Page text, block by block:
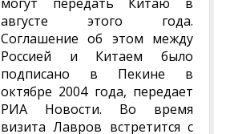
августе этого года.
Соглашение об этом между
Россией и Китаем было
подписано в Пекине в
октябре 2004 года, передает
РИА Новости. Во время
визита Лавров встретится с